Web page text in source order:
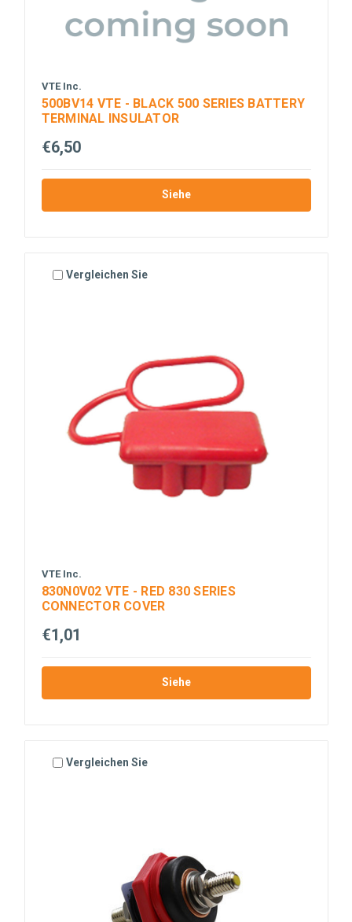
VTE Inc.
500BV14 VTE - BLACK 500 SERIES BATTERY
TERMINAL INSULATOR
€6,50
Siehe
Vergleichen Sie
VTE Inc.
830N0V02 VTE - RED 830 SERIES
CONNECTOR COVER
€1,01
Siehe
Vergleichen Sie